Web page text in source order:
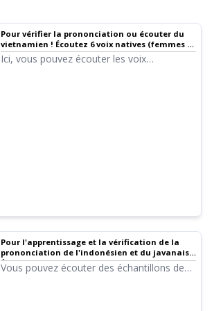
Pour vérifier la prononciation ou écouter du
vietnamien ! Écoutez 6 voix natives (femmes et
hommes)
Ici, vous pouvez écouter les voix
Pour l'apprentissage et la vérification de la
prononciation de l'indonésien et du javanais !
Échantillons audio et guide d'utilisation de la
synthèse vocale gratuite « Ondoku »
Vous pouvez écouter des échantillons de